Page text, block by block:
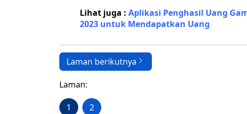
Lihat juga : Aplikasi Penghasil Uang
2023 untuk Mendapatkan Uang
Laman berikutnya
Laman:
1 2